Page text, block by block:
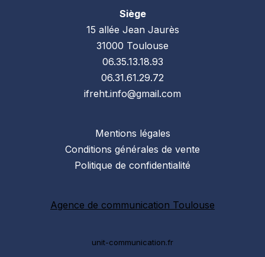
Siège
15 allée Jean Jaurès
31000 Toulouse
06.35.13.18.93
06.31.61.29.72
ifreht.info@gmail.com
Mentions légales
Conditions générales de vente
Politique de confidentialité
Agence de communication Toulouse
unit-communication.fr